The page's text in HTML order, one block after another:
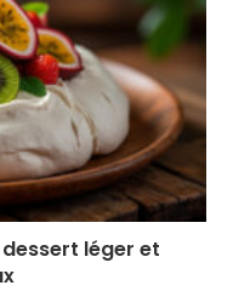
léger et